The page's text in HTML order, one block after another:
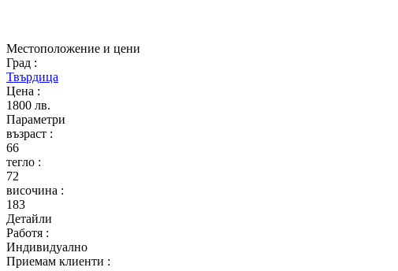
Местоположение и цени
Град :
Твърдица
Цена :
1800 лв.
Параметри
възраст :
66
тегло :
72
височина :
183
Детайли
Работя :
Индивидуално
Приемам клиенти :